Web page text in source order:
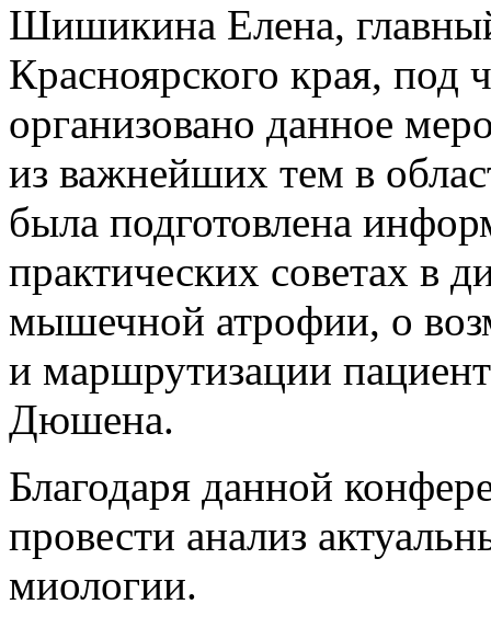
Шишикина Елена,
Красноярского края, под
организовано данное
из важнейших тем в
была подготовлена
практических советах в
мышечной атрофии, о
и маршрутизации
Дюшена.
Благодаря данной
провести анализ
миологии.